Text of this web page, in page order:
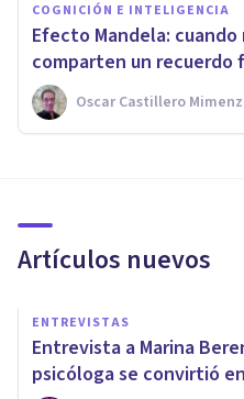
COGNICIÓN E INTELIGENCIA
Efecto Mandela: cuando
comparten un recuerdo
Oscar Castillero
Artículos nuevos
ENTREVISTAS
Entrevista a Marina
psicóloga se convirtió